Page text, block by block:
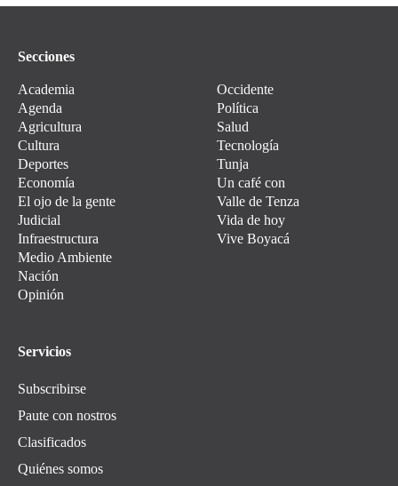
Secciones
Academia
Agenda
Agricultura
Cultura
Deportes
Economía
El ojo de la gente
Judicial
Infraestructura
Medio Ambiente
Nación
Opinión
Occidente
Política
Salud
Tecnología
Tunja
Un café con
Valle de Tenza
Vida de hoy
Vive Boyacá
Servicios
Subscribirse
Paute con nostros
Clasificados
Quiénes somos